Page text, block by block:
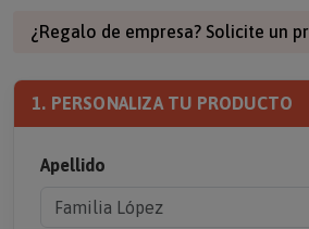
¿Regalo de empresa? Solicite un
1. PERSONALIZA TU PRODUCTO
Apellido